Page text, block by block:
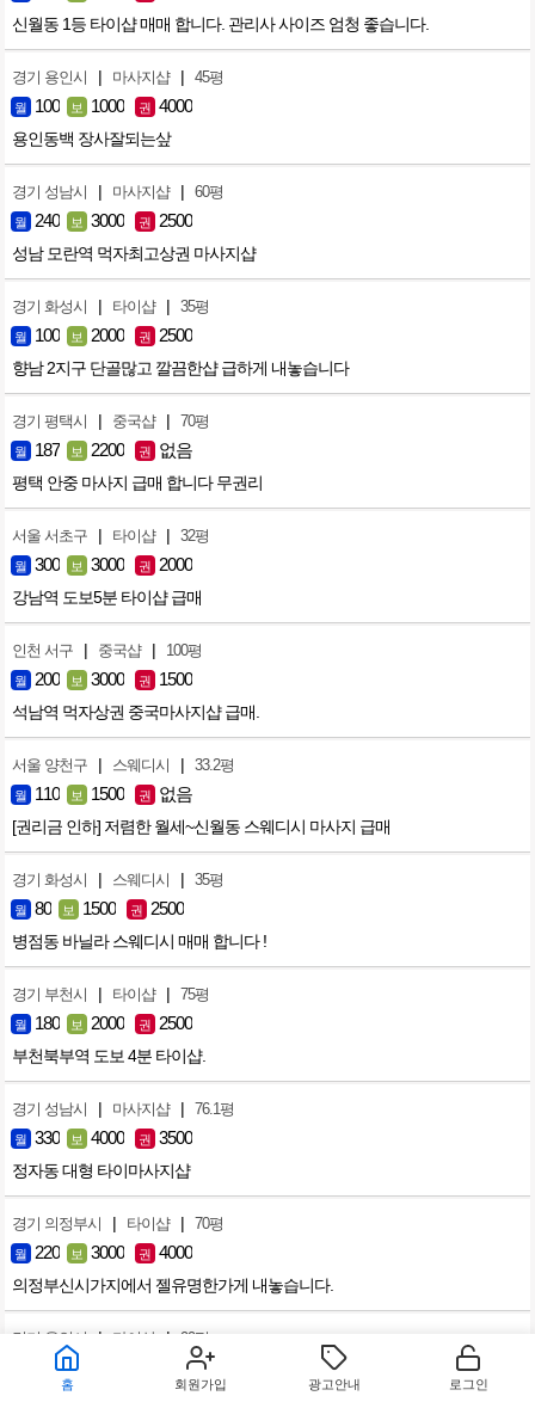
신월동 1등 타이샵 매매 합니다. 관리사 사이즈 엄청 좋습니다.
경기 용인시 | 마사지샵 | 45평
월 100 보 1000 권 4000
용인동백 장사잘되는샆
경기 성남시 | 마사지샵 | 60평
월 240 보 3000 권 2500
성남 모란역 먹자최고상권 마사지샵
경기 화성시 | 타이샵 | 35평
월 100 보 2000 권 2500
향남 2지구 단골많고 깔끔한샵 급하게 내놓습니다
경기 평택시 | 중국샵 | 70평
월 187 보 2200 권 없음
평택 안중 마사지 급매 합니다 무권리
서울 서초구 | 타이샵 | 32평
월 300 보 3000 권 2000
강남역 도보5분 타이샵 급매
인천 서구 | 중국샵 | 100평
월 200 보 3000 권 1500
석남역 먹자상권 중국마사지샵 급매.
서울 양천구 | 스웨디시 | 33.2평
월 110 보 1500 권 없음
[권리금 인하] 저렴한 월세~신월동 스웨디시 마사지 급매
경기 화성시 | 스웨디시 | 35평
월 80 보 1500 권 2500
병점동 바닐라 스웨디시 매매 합니다 !
경기 부천시 | 타이샵 | 75평
월 180 보 2000 권 2500
부천북부역 도보 4분 타이샵.
경기 성남시 | 마사지샵 | 76.1평
월 330 보 4000 권 3500
정자동 대형 타이마사지샵
경기 의정부시 | 타이샵 | 70평
월 220 보 3000 권 4000
의정부신시가지에서 젤유명한가게 내놓습니다.
경기 용인시 | 타이샵 | 99평
180 보 5000
홈 회원가입 광고안내 로그인